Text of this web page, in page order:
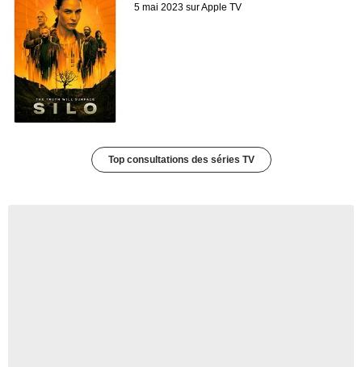
5 mai 2023 sur Apple TV
Top consultations des séries TV